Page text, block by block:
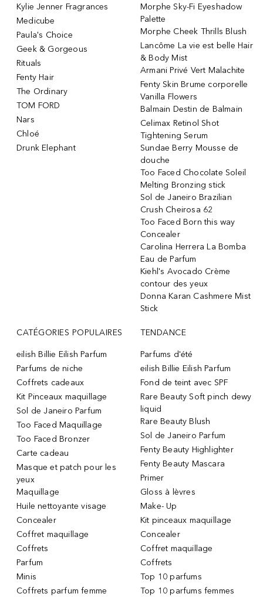
Kylie Jenner Fragrances
Medicube
Paula's Choice
Geek & Gorgeous
Rituals
Fenty Hair
The Ordinary
TOM FORD
Nars
Chloé
Drunk Elephant
Morphe Sky-Fi Eyeshadow
Palette
Morphe Cheek Thrills Blush
Lancôme La vie est belle Hair
& Body Mist
Armani Privé Vert Malachite
Fenty Skin Brume corporelle
Vanilla Flowers
Balmain Destin de Balmain
Celimax Retinol Shot
Tightening Serum
Sundae Berry Mousse de
douche
Too Faced Chocolate Soleil
Melting Bronzing stick
Sol de Janeiro Brazilian
Crush Cheirosa 62
Too Faced Born this way
Concealer
Carolina Herrera La Bomba
Eau de Parfum
Kiehl's Avocado Crème
contour des yeux
Donna Karan Cashmere Mist
Stick
CATÉGORIES POPULAIRES
eilish Billie Eilish Parfum
Parfums de niche
Coffrets cadeaux
Kit Pinceaux maquillage
Sol de Janeiro Parfum
Too Faced Maquillage
Too Faced Bronzer
Carte cadeau
Masque et patch pour les
yeux
Maquillage
Huile nettoyante visage
Concealer
Coffret maquillage
Coffrets
Parfum
Minis
Coffrets parfum femme
TENDANCE
Parfums d'été
eilish Billie Eilish Parfum
Fond de teint avec SPF
Rare Beauty Soft pinch dewy
liquid
Rare Beauty Blush
Sol de Janeiro Parfum
Fenty Beauty Highlighter
Fenty Beauty Mascara
Primer
Gloss à lèvres
Make- Up
Kit pinceaux maquillage
Concealer
Coffret maquillage
Coffrets
Top 10 parfums
Top 10 parfums femmes